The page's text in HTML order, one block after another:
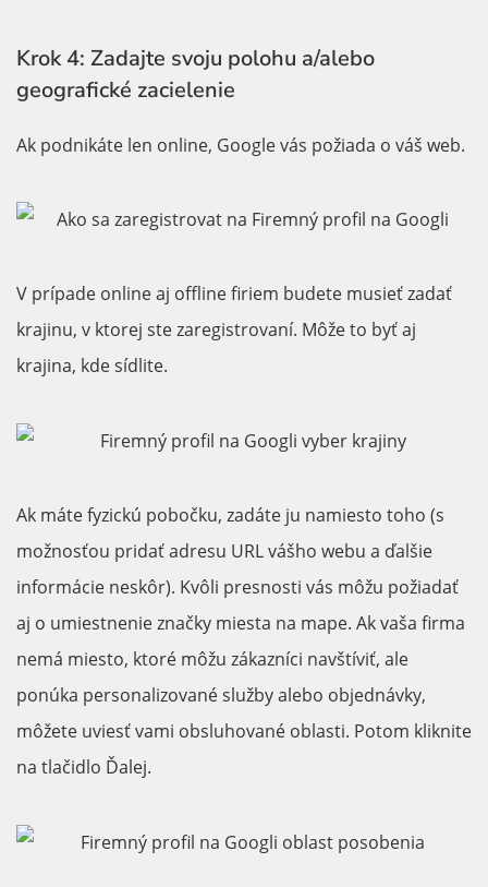
Krok 4: Zadajte svoju polohu a/alebo
geografické zacielenie
Ak podnikáte len online, Google vás požiada o váš web.
V prípade online aj offline firiem budete musieť zadať
krajinu, v ktorej ste zaregistrovaní. Môže to byť aj
krajina, kde sídlite.
Ak máte fyzickú pobočku, zadáte ju namiesto toho (s
možnosťou pridať adresu URL vášho webu a ďalšie
informácie neskôr). Kvôli presnosti vás môžu požiadať
aj o umiestnenie značky miesta na mape. Ak vaša firma
nemá miesto, ktoré môžu zákazníci navštíviť, ale
ponúka personalizované služby alebo objednávky,
môžete uviesť vami obsluhované oblasti. Potom kliknite
na tlačidlo Ďalej.